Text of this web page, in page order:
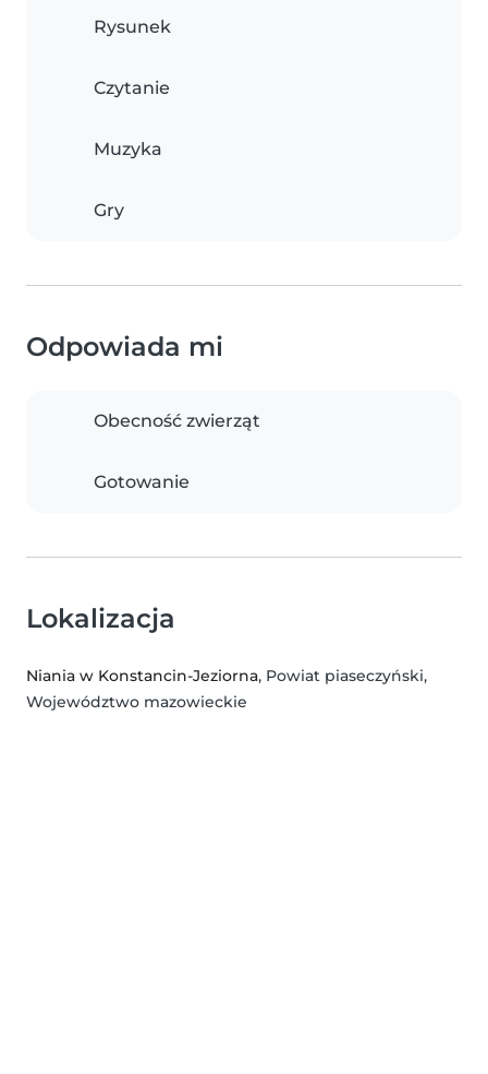
Rysunek
Czytanie
Muzyka
Gry
Odpowiada mi
Obecność zwierząt
Gotowanie
Lokalizacja
Niania w Konstancin-Jeziorna, Powiat piaseczyński,
Województwo mazowieckie